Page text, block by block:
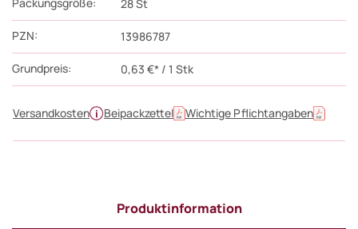
Versandkosten Beipackzettel Wichtige Pflichtangaben
28St
PZN: 13986787
Grundpreis: 0,63 €* / 1 Stk
Produktinformation